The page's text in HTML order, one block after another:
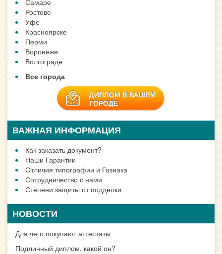
Самаре
Ростове
Уфе
Красноярске
Перми
Воронеже
Волгограде
Все города
ДИПЛОМ В ВАШЕМ
ГОРОДЕ
ВАЖНАЯ ИНФОРМАЦИЯ
Как заказать документ?
Наши Гарантии
Отличия типографии и Гознака
Сотрудничество с нами
Степени защиты от подделки
НОВОСТИ
Для чего покупают аттестаты
Подлинный диплом, какой он?